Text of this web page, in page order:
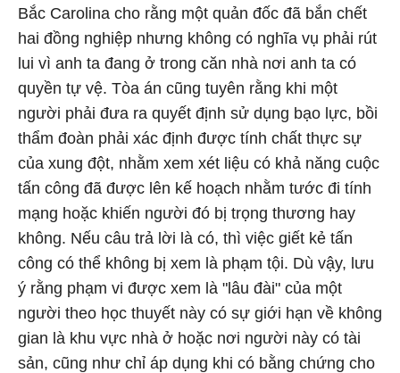
Bắc Carolina cho rằng một quản đốc đã bắn chết
hai đồng nghiệp nhưng không có nghĩa vụ phải rút
lui vì anh ta đang ở trong căn nhà nơi anh ta có
quyền tự vệ. Tòa án cũng tuyên rằng khi một
người phải đưa ra quyết định sử dụng bạo lực, bồi
thẩm đoàn phải xác định được tính chất thực sự
của xung đột, nhằm xem xét liệu có khả năng cuộc
tấn công đã được lên kế hoạch nhằm tước đi tính
mạng hoặc khiến người đó bị trọng thương hay
không. Nếu câu trả lời là có, thì việc giết kẻ tấn
công có thể không bị xem là phạm tội. Dù vậy, lưu
ý rằng phạm vi được xem là "lâu đài" của một
người theo học thuyết này có sự giới hạn về không
gian là khu vực nhà ở hoặc nơi người này có tài
sản, cũng như chỉ áp dụng khi có bằng chứng cho